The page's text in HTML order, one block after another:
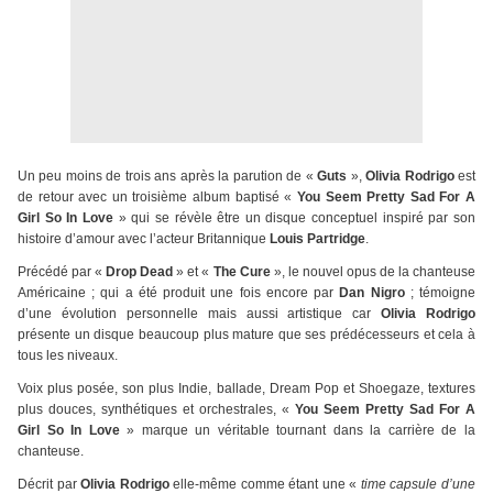
Un peu moins de trois ans après la parution de «Guts »,Olivia Rodrigoest
de retour avec un troisième album baptisé « You Seem Pretty Sad For A
Girl So In Love» qui se révèle être un disque conceptuel inspiré par son
histoire d’amour avec l’acteur Britannique Louis Partridge.
Précédé par « Drop Dead » et « The Cure», le nouvel opus de la chanteuse
Américaine ; qui a été produit une fois encore par Dan Nigro; témoigne
d’une évolution personnelle mais aussi artistique carOlivia Rodrigo
présente un disque beaucoup plus mature que ses prédécesseurs et cela à
tous les niveaux.
Voix plus posée, son plus Indie, ballade, Dream Pop et Shoegaze, textures
plus douces, synthétiques et orchestrales, « You Seem Pretty Sad For A
Girl So In Love» marque un véritable tournant dans la carrière de la
chanteuse.
Décrit parOlivia Rodrigoelle-même comme étant une « time capsule d’une